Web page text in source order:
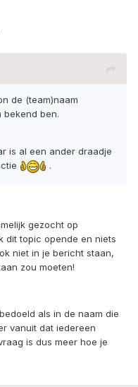
de (team)naam
bekend ben.
is al een ander draadje
.
gezocht op
dit topic opende en niets
niet in je bericht staan,
zou moeten!
als in de naam die
vanuit dat iedereen
is dus meer hoe je